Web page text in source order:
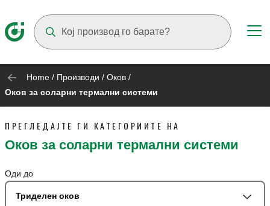
Home / Производи / Оков /
Оков за соларни термални системи
ПРЕГЛЕДАЈТЕ ГИ КАТЕГОРИИТЕ НА
Оков за соларни термални системи
Оди до
Триделен оков